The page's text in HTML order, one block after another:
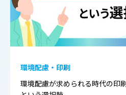
環境配慮・印刷
環境配慮が求められる時代の印